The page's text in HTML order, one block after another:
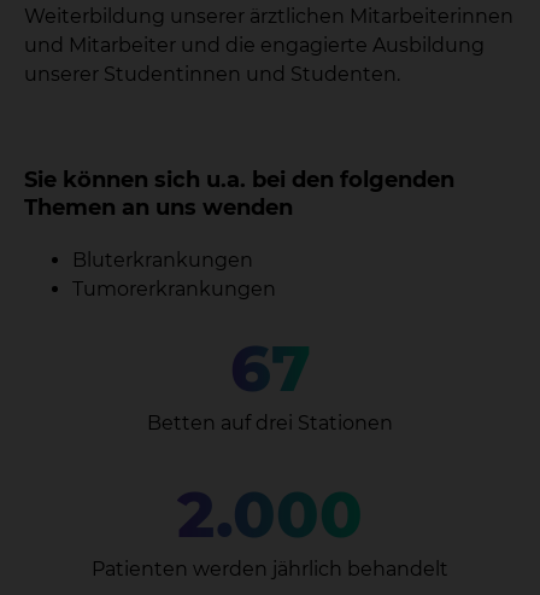
Weiterbildung unserer ärztlichen Mitarbeiterinnen
und Mitarbeiter und die engagierte Ausbildung
unserer Studentinnen und Studenten.
Sie können sich u.a. bei den folgenden
Themen an uns wenden
Bluterkrankungen
Tumorerkrankungen
67
Betten auf drei Stationen
2.000
Patienten werden jährlich behandelt